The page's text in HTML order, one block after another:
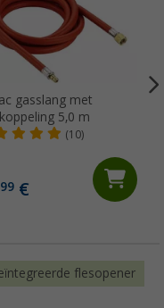
gasslang met
5,0 m
(10)
99€
flesopener